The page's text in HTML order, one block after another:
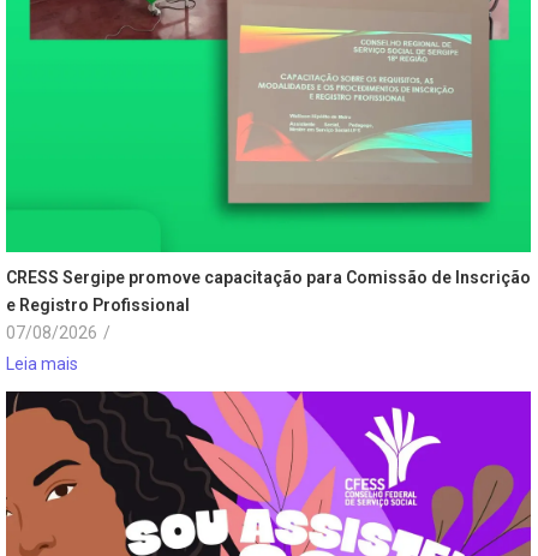
CRESS Sergipe promove capacitação para Comissão de Inscrição
e Registro Profissional
07/08/2026 /
Leia mais